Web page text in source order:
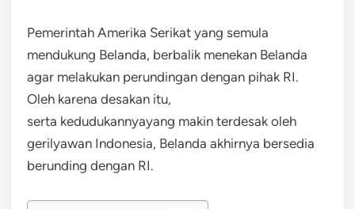
Pemerintah Amerika Serikat yang semula
mendukung Belanda, berbalik menekan Belanda
agar melakukan perundingan dengan pihak RI.
Oleh karena desakan itu,
serta kedudukannyayang makin terdesak oleh
gerilyawan Indonesia, Belanda akhirnya bersedia
berunding dengan RI.